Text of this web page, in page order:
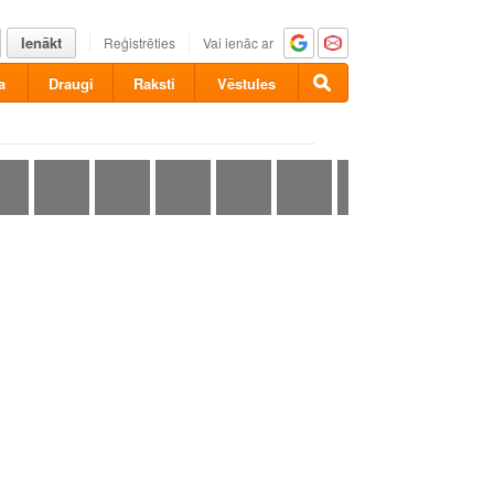
Ienākt Reģistrēties Vai ienāc ar
Draugi Raksti Vēstules